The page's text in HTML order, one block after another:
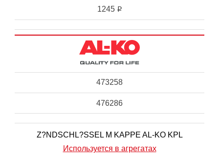
1245 i
473258
476286
Z?NDSCHL?SSEL M KAPPE AL-KO KPL
Используется в агрегатах